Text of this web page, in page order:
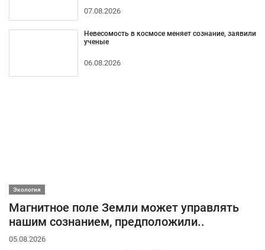
07.08.2026
Невесомость в космосе меняет сознание, заявили
ученые
06.08.2026
Экология
Магнитное поле Земли может управлять
нашим сознанием, предположили..
05.08.2026